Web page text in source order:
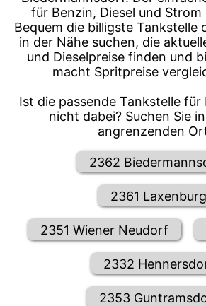
für Benzin, Diesel und
Bequem die billigste Tankstelle
in der Nähe suchen, die
und Dieselpreise finden und
macht Spritpreise
Ist die passende Tankstelle
nicht dabei? Suchen Sie
angrenzenden
2362
2361 Laxenburg
2351 Wiener Neudorf
2332
2353